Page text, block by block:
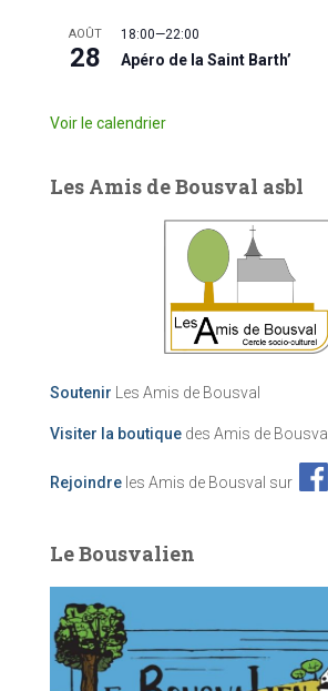
AOÛT
28
18:00—22:00
Apéro de la Saint Barth’
Voir le calendrier
Les Amis de Bousval asbl
Soutenir Les Amis de Bousval
Visiter la boutique des Amis de Bousval
Rejoindre les Amis de Bousval sur
Le Bousvalien